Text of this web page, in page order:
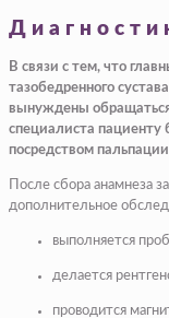
В связи с тем, что
тазобедренного
вынуждены
специалиста пациенту
посредством
После сбора анамнеза
дополнительное
выполняется
делается
проводится